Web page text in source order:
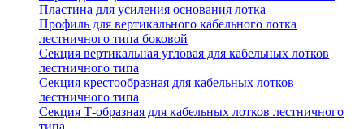
Пластина для усиления основания лотка
Профиль для вертикального кабельного лотка
лестничного типа боковой
Секция вертикальная угловая для кабельных лотков
лестничного типа
Секция крестообразная для кабельных лотков
лестничного типа
Секция Т-образная для кабельных лотков лестничного
типа